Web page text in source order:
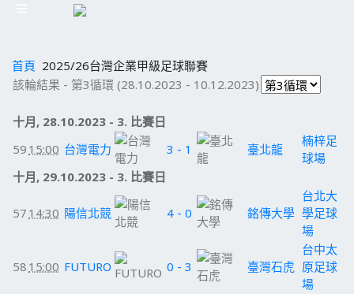
首頁 2025/26台灣企業甲級足球聯賽
該輪結果 - 第3循環 (28.10.2023 - 10.12.2023)
十月, 28.10.2023 - 3. 比賽日
59 15:00 台灣電力 3 - 1 臺北龍
楠梓足
球場
十月, 29.10.2023 - 3. 比賽日
57 14:30 陽信北競 4 - 0 銘傳大學
台北大
學足球
場
58 15:00 FUTURO 0 - 3 臺灣石虎
台中太
原足球
場